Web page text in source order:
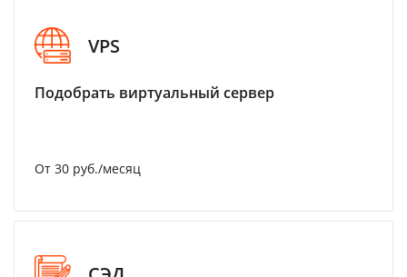
VPS
Подобрать виртуальный сервер
От 30 руб./месяц